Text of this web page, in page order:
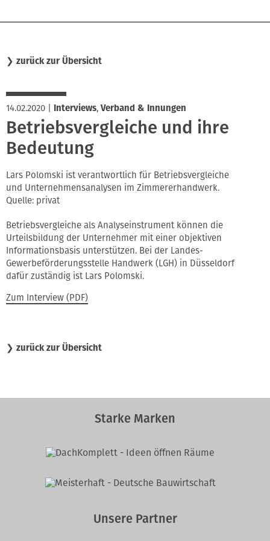
❯ zurück zur Übersicht
14.02.2020 Interviews, Verband & Innungen
Betriebsvergleiche und ihre
Bedeutung
Lars Polomski ist verantwortlich für Betriebsvergleiche
und Unternehmensanalysen im Zimmererhandwerk.
Quelle: privat
Betriebsvergleiche als Analyseinstrument können die
Urteilsbildung der Unternehmer mit einer objektiven
Informationsbasis unterstützen. Bei der Landes-
Gewerbeförderungsstelle Handwerk (LGH) in Düsseldorf
dafür zuständig ist Lars Polomski.
Zum Interview (PDF)
❯ zurück zur Übersicht
Starke Marken
Unsere Partner